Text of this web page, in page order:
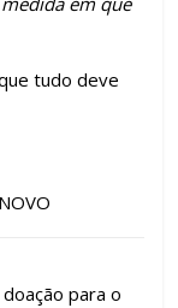
tudo deve
doação para o